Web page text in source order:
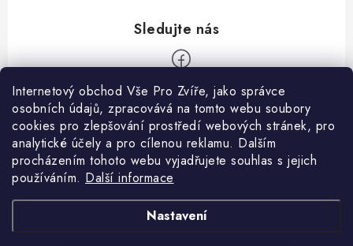
Internetový obchod Vše Pro Zvíře, jako správce
osobních údajů, zpracovává na tomto webu soubory
cookies pro zlepšování prostředí webových stránek, pro
analytické účely a pro cílenou reklamu. Dalším
procházením tohoto webu vyjadřujete souhlas s jejich
používáním. Další informace
Nastavení
Informace pro Vás
Ceník dopravy
Kontakty
Obchodní podmínky
Heuréka recenze